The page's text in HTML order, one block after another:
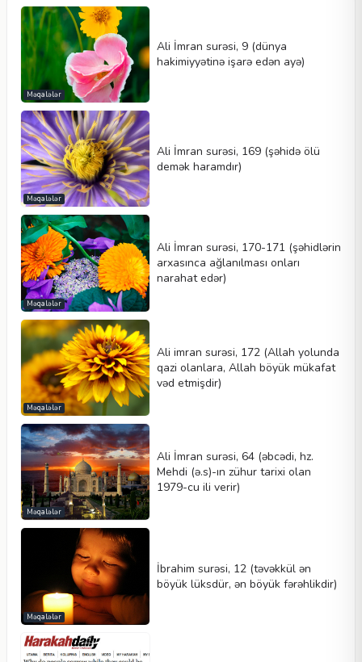
Məqalələr
Ali İmran surəsi, 9 (dünya
hakimiyyətinə işarə edən ayə)
Məqalələr
Ali İmran surəsi, 169 (şəhidə ölü
demək haramdır)
Məqalələr
Ali İmran surəsi, 170-171 (şəhidlərin
arxasınca ağlanılması onları
narahat edər)
Məqalələr
Ali imran surəsi, 172 (Allah yolunda
qazi olanlara, Allah böyük mükafat
vəd etmişdir)
Məqalələr
Ali İmran surəsi, 64 (əbcədi, hz.
Mehdi (ə.s)-ın zühur tarixi olan
1979-cu ili verir)
Məqalələr
İbrahim surəsi, 12 (təvəkkül ən
böyük lüksdür, ən böyük fərəhlikdir)